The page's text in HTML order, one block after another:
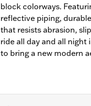
block colorways.
reflective piping,
that resists abrasion,
ride all day and all night
to bring a new modern